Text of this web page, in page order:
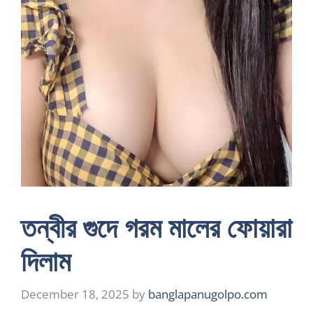
তন্বীর গুদে গরম মালের ফোয়ারা
দিলাম
December 18, 2025 by banglapanugolpo.com